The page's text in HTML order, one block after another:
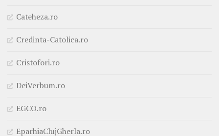
Cateheza.ro
Credinta-Catolica.ro
Cristofori.ro
DeiVerbum.ro
EGCO.ro
EparhiaClujGherla.ro